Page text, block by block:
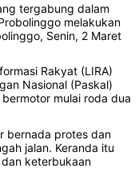
tergabung dalam
melakukan
Senin, 2 Maret
Rakyat (LIRA)
Nasional (Paskal)
mulai roda dua
bernada protes dan
jalan. Keranda itu
keterbukaan